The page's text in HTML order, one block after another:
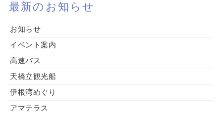
最新のお知らせ
お知らせ
イベント案内
高速バス
天橋立観光船
伊根湾めぐり
アマテラス